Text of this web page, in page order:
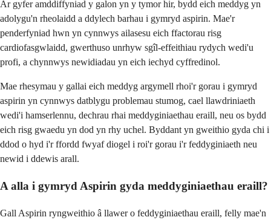
Ar gyfer amddiffyniad y galon yn y tymor hir, bydd eich meddyg yn
adolygu'n rheolaidd a ddylech barhau i gymryd aspirin. Mae'r
penderfyniad hwn yn cynnwys ailasesu eich ffactorau risg
cardiofasgwlaidd, gwerthuso unrhyw sgîl-effeithiau rydych wedi'u
profi, a chynnwys newidiadau yn eich iechyd cyffredinol.
Mae rhesymau y gallai eich meddyg argymell rhoi'r gorau i gymryd
aspirin yn cynnwys datblygu problemau stumog, cael llawdriniaeth
wedi'i hamserlennu, dechrau rhai meddyginiaethau eraill, neu os bydd
eich risg gwaedu yn dod yn rhy uchel. Byddant yn gweithio gyda chi i
ddod o hyd i'r ffordd fwyaf diogel i roi'r gorau i'r feddyginiaeth neu
newid i ddewis arall.
A alla i gymryd Aspirin gyda meddyginiaethau eraill?
Gall Aspirin ryngweithio â llawer o feddyginiaethau eraill, felly mae'n